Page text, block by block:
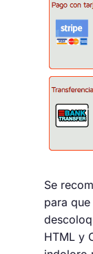
Se
para
HTML y